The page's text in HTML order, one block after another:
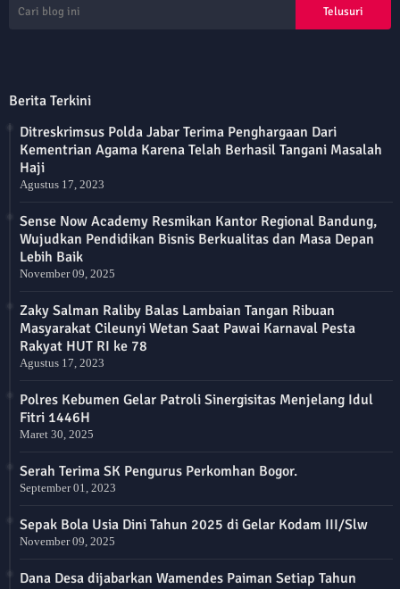
Berita Terkini
Ditreskrimsus Polda Jabar Terima Penghargaan Dari
Kementrian Agama Karena Telah Berhasil Tangani Masalah
Haji
Agustus 17, 2023
Sense Now Academy Resmikan Kantor Regional Bandung,
Wujudkan Pendidikan Bisnis Berkualitas dan Masa Depan
Lebih Baik
November 09, 2025
Zaky Salman Raliby Balas Lambaian Tangan Ribuan
Masyarakat Cileunyi Wetan Saat Pawai Karnaval Pesta
Rakyat HUT RI ke 78
Agustus 17, 2023
Polres Kebumen Gelar Patroli Sinergisitas Menjelang Idul
Fitri 1446H
Maret 30, 2025
Serah Terima SK Pengurus Perkomhan Bogor.
September 01, 2023
Sepak Bola Usia Dini Tahun 2025 di Gelar Kodam III/Slw
November 09, 2025
Dana Desa dijabarkan Wamendes Paiman Setiap Tahun